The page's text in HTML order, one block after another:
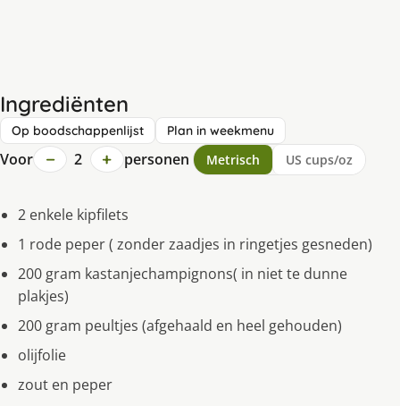
Ingrediënten
Op boodschappenlijst Plan in weekmenu
Voor − 2 + personen Metrisch US cups/oz
2 enkele kipfilets
1 rode peper ( zonder zaadjes in ringetjes gesneden)
200 gram kastanjechampignons( in niet te dunne
plakjes)
200 gram peultjes (afgehaald en heel gehouden)
olijfolie
zout en peper